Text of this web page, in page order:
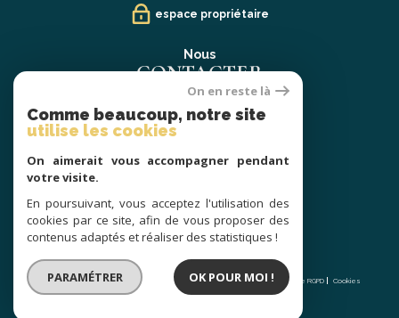
espace propriétaire
Nous
CONTACTER
02 40 21 91 13
contact@prestige-atlantique.fr
SUIVRE
© 2026 | Tous droits réservés | Traduction powered by Google |
Nos honoraires
Plan du site Mentions légales Admin Partenaires Politique RGPD Cookies
On en reste là
Comme beaucoup, notre site
utilise les cookies
On aimerait vous accompagner pendant
votre visite.
En poursuivant, vous acceptez l'utilisation des
cookies par ce site, afin de vous proposer des
contenus adaptés et réaliser des statistiques !
PARAMÉTRER OK POUR MOI !